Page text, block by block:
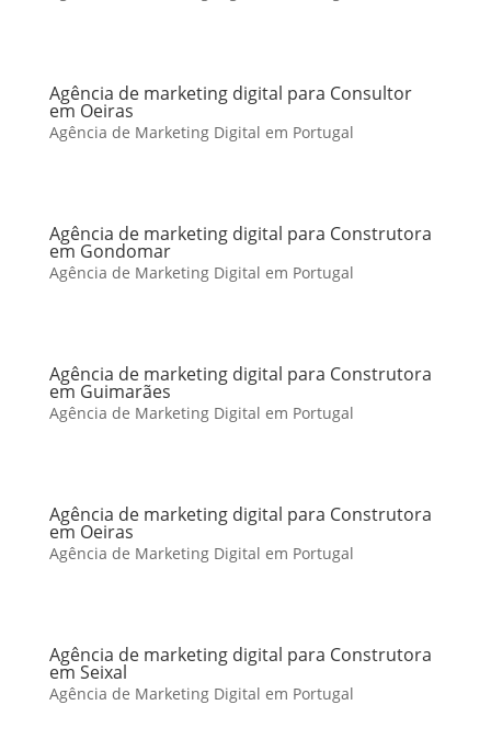
Agência de marketing digital para Consultor
em Oeiras
Agência de Marketing Digital em Portugal
Agência de marketing digital para Construtora
em Gondomar
Agência de Marketing Digital em Portugal
Agência de marketing digital para Construtora
em Guimarães
Agência de Marketing Digital em Portugal
Agência de marketing digital para Construtora
em Oeiras
Agência de Marketing Digital em Portugal
Agência de marketing digital para Construtora
em Seixal
Agência de Marketing Digital em Portugal